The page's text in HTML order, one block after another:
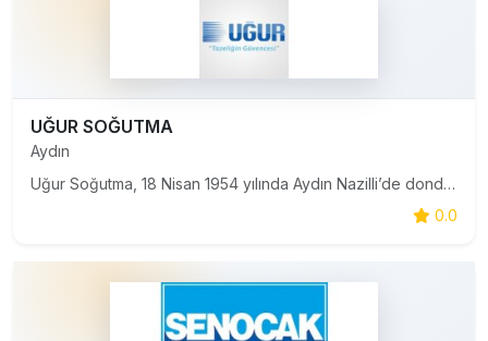
UĞUR SOĞUTMA
Aydın
Uğur Soğutma, 18 Nisan 1954 yılında Aydın Nazilli’de dondurma makineleri imalatıyla başladığı serüvende bugün, 220.000 m² faal kapalı alana sahip ana fabrikası, 91.000 m² kapalı alana sahip Nazilli Organize Sanayi fabrikası, toplam 2000’den fazla çalışanı, 850’nin üzerinde satış noktası, 240′a yakın
0.0